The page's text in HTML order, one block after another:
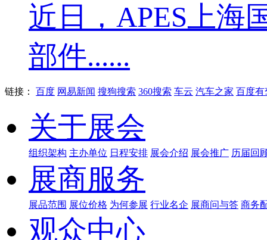
近日，APES上海
部件......
链接： 百度 网易新闻 搜狗搜索 360搜索 车云 汽车之家 百度有
关于展会
组织架构 主办单位 日程安排 展会介绍 展会推广 历届回
展商服务
展品范围 展位价格 为何参展 行业名企 展商问与答 商务
观众中心